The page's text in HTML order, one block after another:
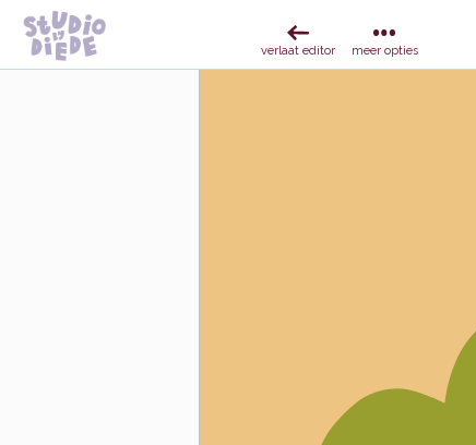
verlaat editor meer opties